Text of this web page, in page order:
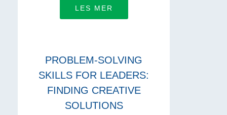
LES MER
PROBLEM-SOLVING
SKILLS FOR LEADERS:
FINDING CREATIVE
SOLUTIONS